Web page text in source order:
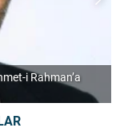
İzliyorum”